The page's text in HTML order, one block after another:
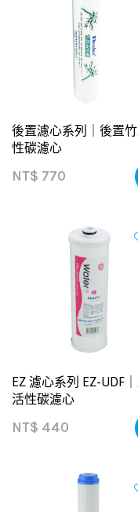
後置濾心系列｜後置
性碳濾心
NT$ 770
EZ 濾心系列 EZ-UDF
活性碳濾心
NT$ 440